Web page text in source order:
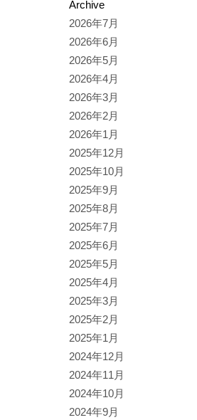
Archive
2026年7月
2026年6月
2026年5月
2026年4月
2026年3月
2026年2月
2026年1月
2025年12月
2025年10月
2025年9月
2025年8月
2025年7月
2025年6月
2025年5月
2025年4月
2025年3月
2025年2月
2025年1月
2024年12月
2024年11月
2024年10月
2024年9月